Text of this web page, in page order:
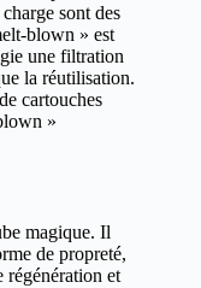
sont des
blown » est
une filtration
la réutilisation.
cartouches
»
magique. Il
de propreté,
régénération et